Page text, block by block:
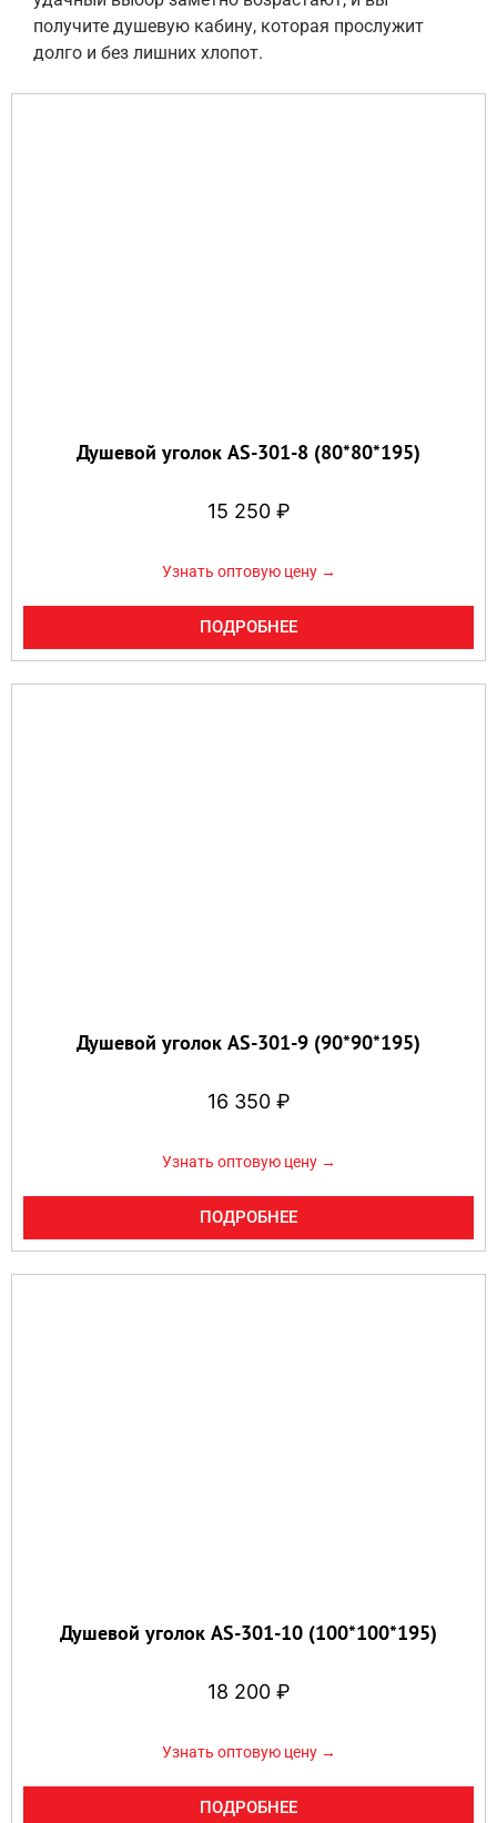
получите душевую кабину, которая прослужит
долго и без лишних хлопот.
Душевой уголок AS-301-8 (80*80*195)
15 250 ₽
Узнать оптовую цену →
ПОДРОБНЕЕ
Душевой уголок AS-301-9 (90*90*195)
16 350 ₽
Узнать оптовую цену →
ПОДРОБНЕЕ
Душевой уголок AS-301-10 (100*100*195)
18 200 ₽
Узнать оптовую цену →
ПОДРОБНЕЕ